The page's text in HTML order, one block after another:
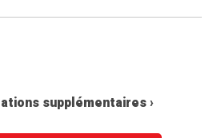
supplémentaires ›